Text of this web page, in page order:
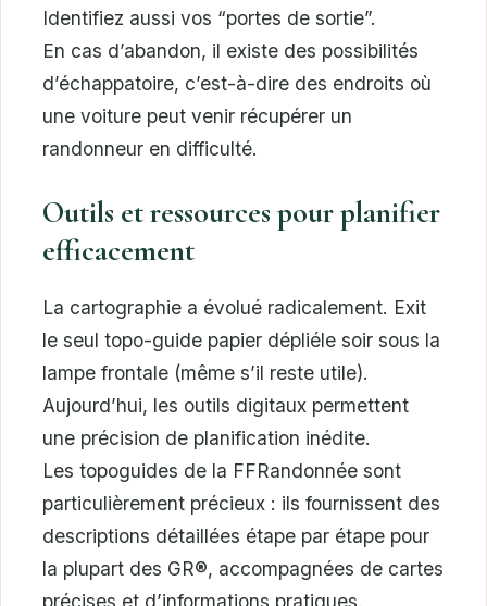
Identifiez aussi vos “portes de sortie”.
En cas d’abandon, il existe des possibilités
d’échappatoire, c’est-à-dire des endroits où
une voiture peut venir récupérer un
randonneur en difficulté.
Outils et ressources pour planifier
efficacement
La cartographie a évolué radicalement. Exit
le seul topo-guide papier dépliéle soir sous la
lampe frontale (même s’il reste utile).
Aujourd’hui, les outils digitaux permettent
une précision de planification inédite.
Les topoguides de la FFRandonnée sont
particulièrement précieux : ils fournissent des
descriptions détaillées étape par étape pour
la plupart des GR®, accompagnées de cartes
précises et d’informations pratiques.